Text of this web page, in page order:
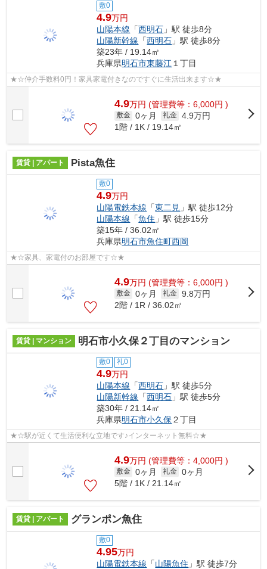
敷0
4.9万円
山陽本線 「西明石 」駅 徒歩8分
山陽新幹線 「西明石 」駅 徒歩8分
築23年 / 19.14㎡
兵庫県明石市東藤江１丁目
★☆仲介手数料0円！家具家電付きなのですぐに生活出来ます☆★
4.9万円 (管理費等：6,000円 )
敷金 0ヶ月 礼金 4.9万円
1階 / 1K / 19.14㎡
賃貸 | アパート Pista魚住
敷0
4.9万円
山陽電鉄本線 「東二見 」駅 徒歩12分
山陽本線 「魚住 」駅 徒歩15分
築15年 / 36.02㎡
兵庫県明石市魚住町西岡
★☆家具、家電付のお部屋です☆★
4.9万円 (管理費等：6,000円 )
敷金 0ヶ月 礼金 9.8万円
2階 / 1R / 36.02㎡
賃貸 | マンション 明石市小久保２丁目のマンション
敷0 礼0
4.9万円
山陽本線 「西明石 」駅 徒歩5分
山陽新幹線 「西明石 」駅 徒歩5分
築30年 / 21.14㎡
兵庫県明石市小久保２丁目
★☆駅が近くて生活便利な立地です♪インターネット無料☆★
4.9万円 (管理費等：4,000円 )
敷金 0ヶ月 礼金 0ヶ月
5階 / 1K / 21.14㎡
賃貸 | アパート グランポン魚住
敷0
4.95万円
山陽電鉄本線 「山陽魚住 」駅 徒歩7分